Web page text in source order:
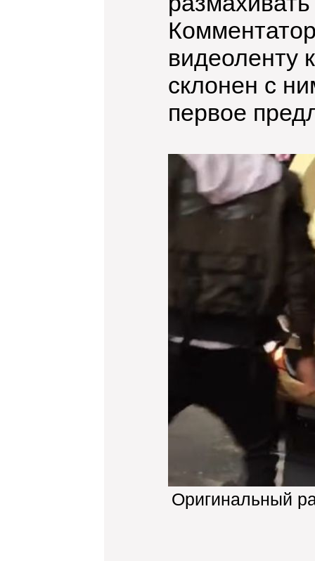
видеоленту
склонен с
первое
Оригинальный